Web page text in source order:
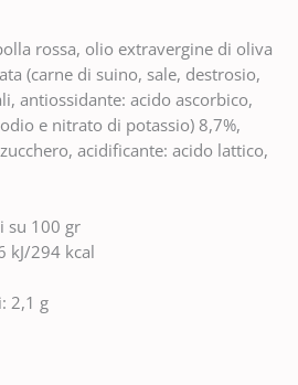
rossa, olio extravergine di oliva
(carne di suino, sale, destrosio,
antiossidante: acido ascorbico,
e nitrato di potassio) 8,7%,
acidificante: acido lattico,
su 100 gr
kJ/294 kcal
2,1 g